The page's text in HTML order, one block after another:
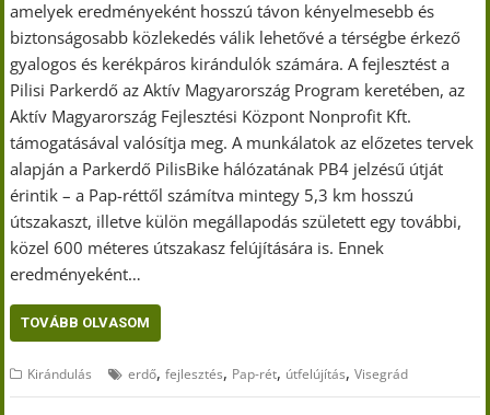
amelyek eredményeként hosszú távon kényelmesebb és
biztonságosabb közlekedés válik lehetővé a térségbe érkező
gyalogos és kerékpáros kirándulók számára. A fejlesztést a
Pilisi Parkerdő az Aktív Magyarország Program keretében, az
Aktív Magyarország Fejlesztési Központ Nonprofit Kft.
támogatásával valósítja meg. A munkálatok az előzetes tervek
alapján a Parkerdő PilisBike hálózatának PB4 jelzésű útját
érintik – a Pap-réttől számítva mintegy 5,3 km hosszú
útszakaszt, illetve külön megállapodás született egy további,
közel 600 méteres útszakasz felújítására is. Ennek
eredményeként…
TOVÁBB OLVASOM
Kirándulás erdő,fejlesztés, Pap-rét, útfelújítás,Visegrád